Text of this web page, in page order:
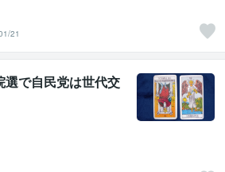
21
で自民党は世代交